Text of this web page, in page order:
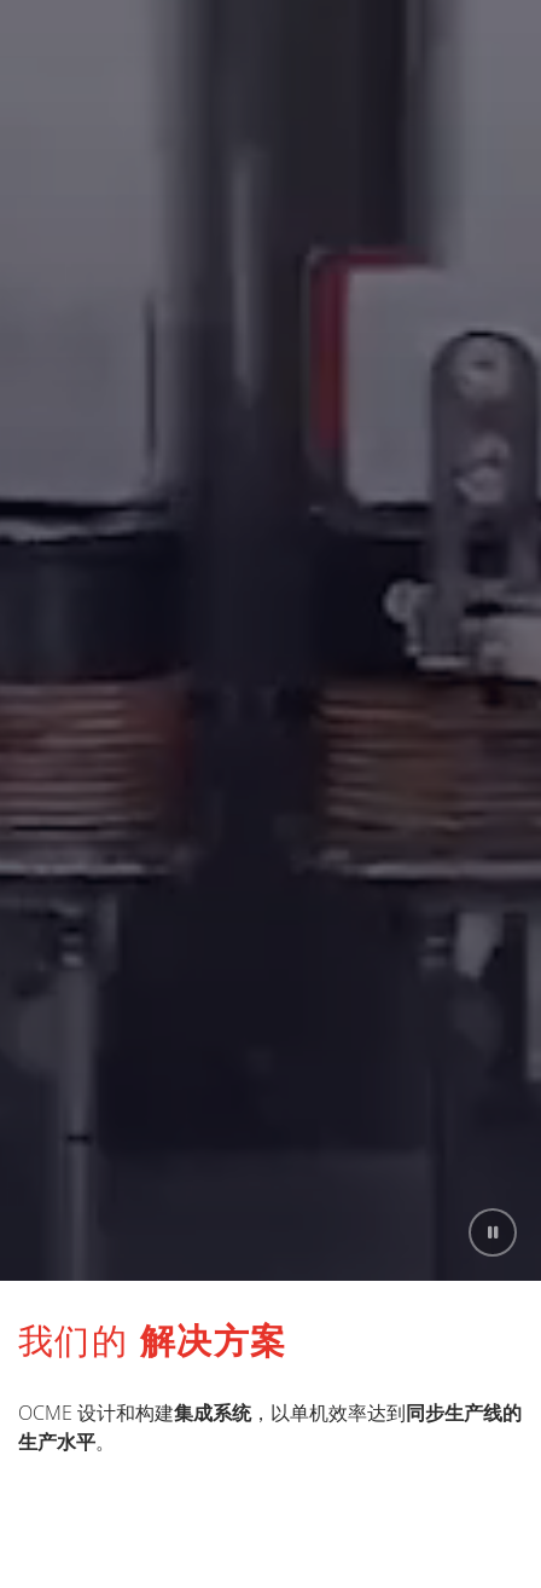
我们的 解决方案
OCME 设计和构建集成系统，以单机效率达到同步生产线的
生产水平。